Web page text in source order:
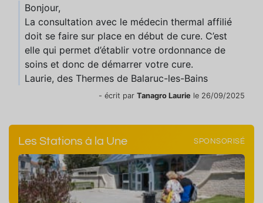
Bonjour,
La consultation avec le médecin thermal affilié
doit se faire sur place en début de cure. C’est
elle qui permet d’établir votre ordonnance de
soins et donc de démarrer votre cure.
Laurie, des Thermes de Balaruc-les-Bains
- écrit par Tanagro Laurie le 26/09/2025
Les Stations à la Une SPONSORISÉ